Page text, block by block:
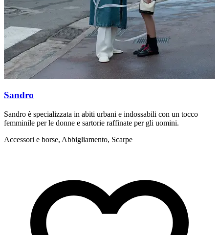
Sandro
Sandro è specializzata in abiti urbani e indossabili con un tocco
femminile per le donne e sartorie raffinate per gli uomini.
Accessori e borse, Abbigliamento, Scarpe